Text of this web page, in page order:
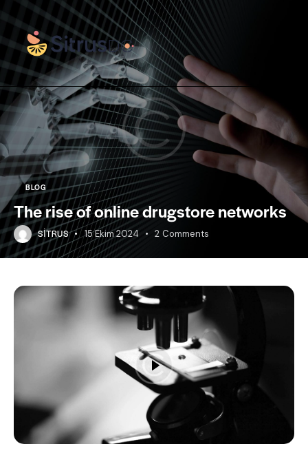
BLOG
The rise of online drugstore networks
SITRUS 15 Ekim 2024 2 Comments